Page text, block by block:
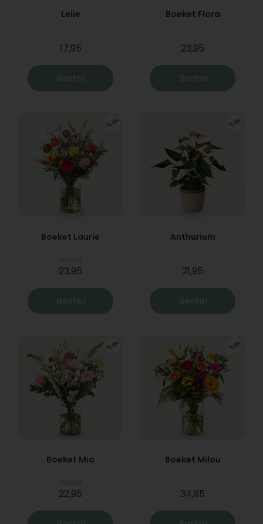
Lelie
17,95
Bestel
Boeket Flora
23,95
Bestel
Boeket Laurie
23,95
Bestel
Anthurium
21,95
Bestel
Boeket Mia
22,95
Boeket Milou
34,95